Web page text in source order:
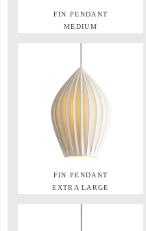
FIN PENDANT
MEDIUM
FIN PENDANT
EXTRA LARGE